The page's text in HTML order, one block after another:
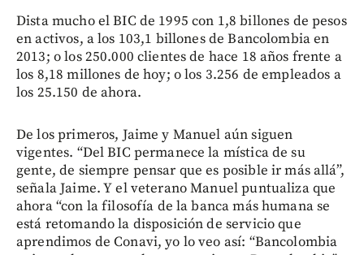
Dista mucho el BIC de 1995 con 1,8 billones de pesos
en activos, a los 103,1 billones de Bancolombia en
2013; o los 250.000 clientes de hace 18 años frente a
los 8,18 millones de hoy; o los 3.256 de empleados a
los 25.150 de ahora.
De los primeros, Jaime y Manuel aún siguen
vigentes. “Del BIC permanece la mística de su
gente, de siempre pensar que es posible ir más allá”,
señala Jaime. Y el veterano Manuel puntualiza que
ahora “con la filosofía de la banca más humana se
está retomando la disposición de servicio que
aprendimos de Conavi, yo lo veo así: “Bancolombia